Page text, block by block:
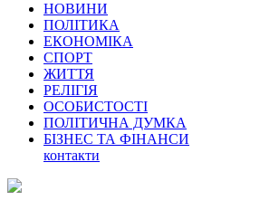
НОВИНИ
ПОЛІТИКА
ЕКОНОМІКА
СПОРТ
ЖИТТЯ
РЕЛІГІЯ
ОСОБИСТОСТІ
ПОЛІТИЧНА ДУМКА
БІЗНЕС ТА ФІНАНСИ
контакти